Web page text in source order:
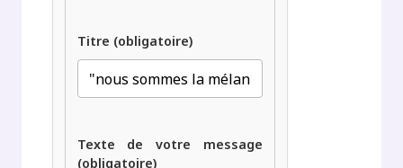
Titre (obligatoire)
Texte de votre message
(obligatoire)